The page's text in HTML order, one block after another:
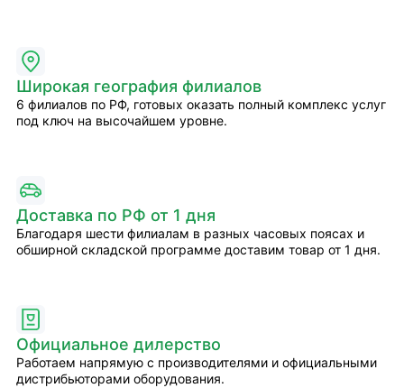
Широкая география филиалов
6 филиалов по РФ, готовых оказать полный комплекс услуг
под ключ на высочайшем уровне.
Доставка по РФ от 1 дня
Благодаря шести филиалам в разных часовых поясах и
обширной складской программе доставим товар от 1 дня.
Официальное дилерство
Работаем напрямую с производителями и официальными
дистрибьюторами оборудования.